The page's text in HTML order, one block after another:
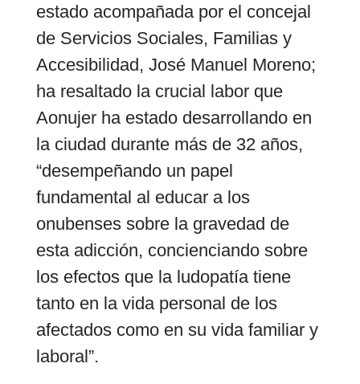
estado acompañada por el concejal
de Servicios Sociales, Familias y
Accesibilidad, José Manuel Moreno;
ha resaltado la crucial labor que
Aonujer ha estado desarrollando en
la ciudad durante más de 32 años,
“desempeñando un papel
fundamental al educar a los
onubenses sobre la gravedad de
esta adicción, concienciando sobre
los efectos que la ludopatía tiene
tanto en la vida personal de los
afectados como en su vida familiar y
laboral”.